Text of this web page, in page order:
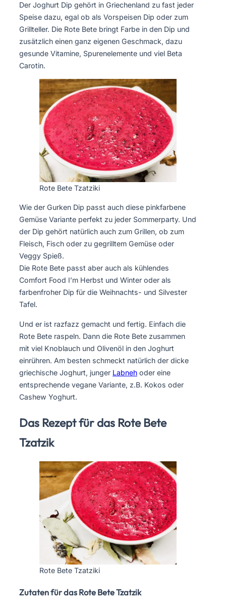
Der Joghurt Dip gehört in Griechenland zu fast jeder
Speise dazu, egal ob als Vorspeisen Dip oder zum
Grillteller. Die Rote Bete bringt Farbe in den Dip und
zusätzlich einen ganz eigenen Geschmack, dazu
gesunde Vitamine, Spurenelemente und viel Beta
Carotin.
Rote Bete Tzatziki
Wie der Gurken Dip passt auch diese pinkfarbene
Gemüse Variante perfekt zu jeder Sommerparty. Und
der Dip gehört natürlich auch zum Grillen, ob zum
Fleisch, Fisch oder zu gegrilltem Gemüse oder
Veggy Spieß.
Die Rote Bete passt aber auch als kühlendes
Comfort Food I’m Herbst und Winter oder als
farbenfroher Dip für die Weihnachts- und Silvester
Tafel.
Und er ist razfazz gemacht und fertig. Einfach die
Rote Bete raspeln. Dann die Rote Bete zusammen
mit viel Knoblauch und Olivenöl in den Joghurt
einrühren. Am besten schmeckt natürlich der dicke
griechische Joghurt, junger Labneh oder eine
entsprechende vegane Variante, z.B. Kokos oder
Cashew Yoghurt.
Das Rezept für das Rote Bete
Tzatzik
Rote Bete Tzatziki
Zutaten für das Rote Bete Tzatzik